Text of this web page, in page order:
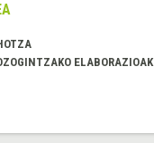
ELABORAZIOAK